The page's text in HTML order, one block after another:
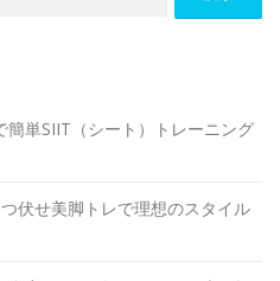
単SIIT（シート）トレーニング
伏せ美脚トレで理想のスタイル